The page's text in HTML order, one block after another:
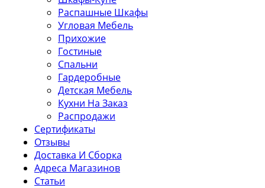
Распашные Шкафы
Угловая Мебель
Прихожие
Гостиные
Спальни
Гардеробные
Детская Мебель
Кухни На Заказ
Распродажи
Сертификаты
Отзывы
Доставка И Сборка
Адреса Магазинов
Статьи